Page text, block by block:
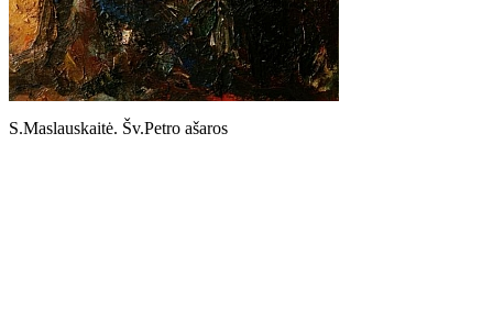
S.Maslauskaitė. Šv.Petro ašaros